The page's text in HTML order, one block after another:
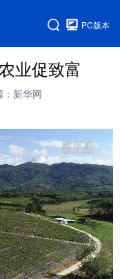
PC版本
业促致富
：新华网